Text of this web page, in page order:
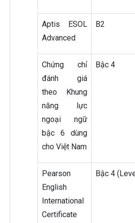
Aptis ESOL
Advanced
B2
Chứng chỉ
đánh giá
theo Khung
năng lực
ngoại ngữ
bậc 6 dùng
cho Việt Nam
Bậc 4
Pearson
English
International
Certificate
Bậc 4